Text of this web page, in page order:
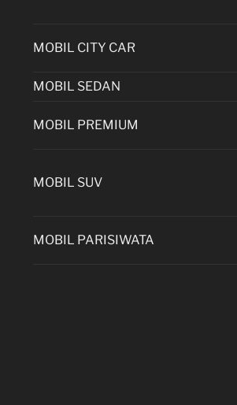
MOBIL CITY CAR
MOBIL SEDAN
MOBIL PREMIUM
MOBIL SUV
MOBIL PARISIWATA